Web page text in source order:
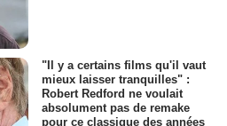
"Il y a certains films qu'il vaut
mieux laisser tranquilles" :
Robert Redford ne voulait
absolument pas de remake
pour ce classique des années